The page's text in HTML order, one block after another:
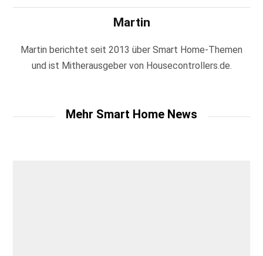
Martin
Martin berichtet seit 2013 über Smart Home-Themen
und ist Mitherausgeber von Housecontrollers.de.